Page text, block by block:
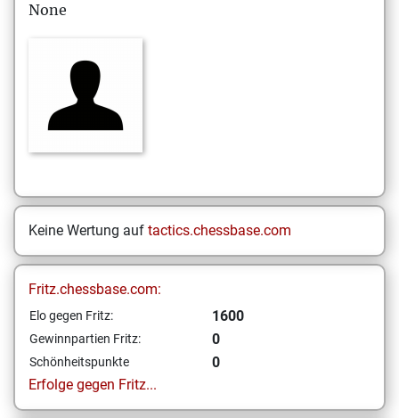
None
Keine Wertung auf tactics.chessbase.com
Fritz.chessbase.com:
Elo gegen Fritz: 1600
Gewinnpartien Fritz: 0
Schönheitspunkte
0
Erfolge gegen Fritz...